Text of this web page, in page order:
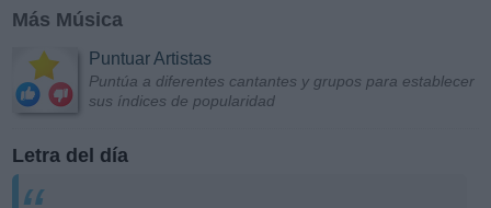
Más Música
Puntuar Artistas
Puntúa a diferentes cantantes y grupos para establecer
sus índices de popularidad
Letra del día